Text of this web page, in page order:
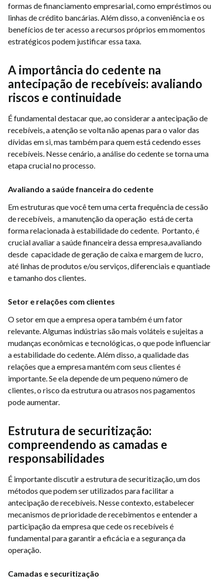
formas de financiamento empresarial, como empréstimos ou
linhas de crédito bancárias. Além disso, a conveniência e os
benefícios de ter acesso a recursos próprios em momentos
estratégicos podem justificar essa taxa.
A importância do cedente na
antecipação de recebíveis: avaliando
riscos e continuidade
É fundamental destacar que, ao considerar a antecipação de
recebíveis, a atenção se volta não apenas para o valor das
dívidas em si, mas também para quem está cedendo esses
recebíveis. Nesse cenário, a análise do cedente se torna uma
etapa crucial no processo.
Avaliando a saúde fnanceira do cedente
Em estruturas que você tem uma certa frequência de cessão
de recebíveis, a manutenção da operação está de certa
forma relacionada à estabilidade do cedente. Portanto, é
crucial avaliar a saúde financeira dessa empresa,avaliando
desde capacidade de geração de caixa e margem de lucro,
até linhas de produtos e/ou serviços, diferenciais e quantiade
e tamanho dos clientes.
Setor e relações com clientes
O setor em que a empresa opera também é um fator
relevante. Algumas indústrias são mais voláteis e sujeitas a
mudanças econômicas e tecnológicas, o que pode influenciar
a estabilidade do cedente. Além disso, a qualidade das
relações que a empresa mantém com seus clientes é
importante. Se ela depende de um pequeno número de
clientes, o risco da estrutura ou atrasos nos pagamentos
pode aumentar.
Estrutura de securitização:
compreendendo as camadas e
responsabilidades
É importante discutir a estrutura de securitização, um dos
métodos que podem ser utilizados para facilitar a
antecipação de recebíveis. Nesse contexto, estabelecer
mecanismos de prioridade de recebimentos e entender a
participação da empresa que cede os recebíveis é
fundamental para garantir a eficácia e a segurança da
operação.
Camadas e securitização